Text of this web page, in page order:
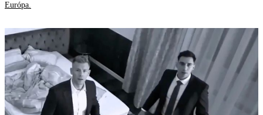
Európa.